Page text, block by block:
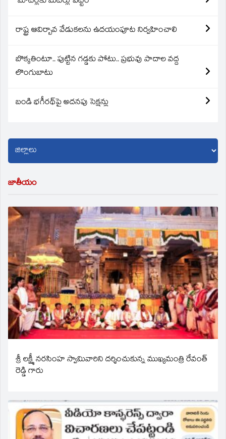
రాష్ట్ర ఆవిర్బావ వేడుకలను ఉదయంపూట నిర్వహించాలి
బొక్కతింటూ.. పుట్టిన గడ్డకు పోటు.. ప్రభువు పాదాల వద్ద
లొంగుబాటు
బండి భగీరథ్‌పై అదనపు సెక్షన్లు
జాతీయం
శ్రీ లక్ష్మీ నరసింహ స్వామివారిని దర్శించుకున్న ముఖ్యమంత్రి రేవంత్
రెడ్డి గారు